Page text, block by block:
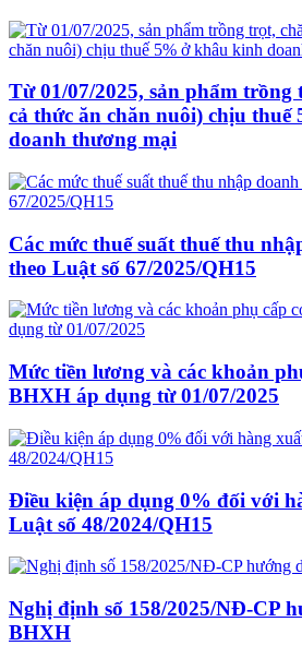
Từ 01/07/2025, sản phẩm trồng
cả thức ăn chăn nuôi) chịu
doanh thương mại
Các mức thuế suất thuế thu
theo Luật số 67/2025/QH15
Mức tiền lương và các khoản
BHXH áp dụng từ 01/07/2025
Điều kiện áp dụng 0% đối với
Luật số 48/2024/QH15
Nghị định số 158/2025/NĐ-CP
BHXH